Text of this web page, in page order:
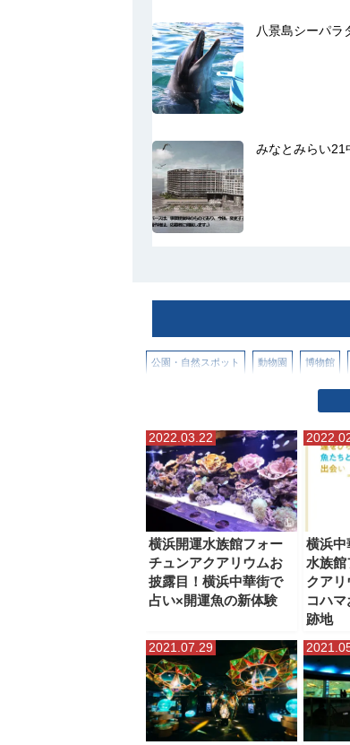
八景島シーパラ
みなとみらい21
公園・自然スポット 動物園 博物館
2022.03.22
横浜開運水族館フォー
チュンアクアリウムお
披露目！横浜中華街で
占い×開運魚の新体験
横浜中
水族
クアリ
コハ
跡地
2021.07.29